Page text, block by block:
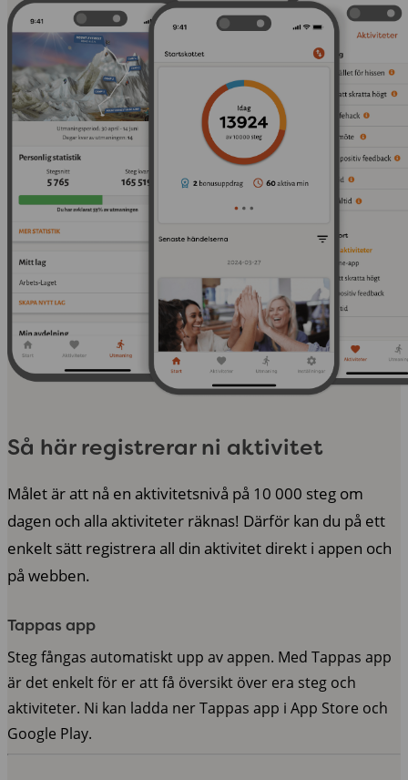
Så här registrerar ni aktivitet
Målet är att nå en aktivitetsnivå på 10 000 steg om
dagen och alla aktiviteter räknas! Därför kan du på ett
enkelt sätt registrera all din aktivitet direkt i appen och
på webben.
Tappas app
Steg fångas automatiskt upp av appen. Med Tappas app
är det enkelt för er att få översikt över era steg och
aktiviteter. Ni kan ladda ner Tappas app i App Store och
Google Play.